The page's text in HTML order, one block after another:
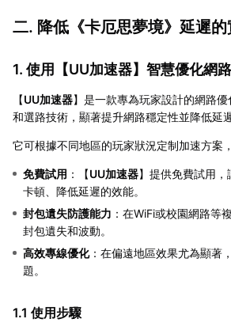
二. 降低《卡厄思夢境》延遲
1. 使用【UU加速器】智慧優化網路
【UU加速器】是一款專為玩家設計的網路
和選路技術，顯著提升網路穩定性並降低延遲
它可根據不同地區的玩家狀況定制加速方案
免費試用 ：【UU加速器】提供免費試用
卡頓、降低延遲的效能。
封包遺失防護能力 ：在WiFi或校園網路等
封包遺失和波動。
高效專線優化：在偏遠地區效果尤為顯著
題。
1.1 使用步驟